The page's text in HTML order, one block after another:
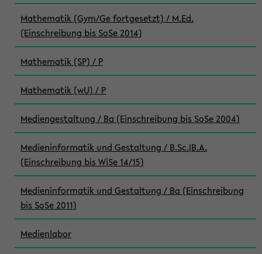
Mathematik (Gym/Ge fortgesetzt) / M.Ed.
(Einschreibung bis SoSe 2014)
Mathematik (SP) / P
Mathematik (wU) / P
Mediengestaltung / Ba (Einschreibung bis SoSe 2004)
Medieninformatik und Gestaltung / B.Sc.|B.A.
(Einschreibung bis WiSe 14/15)
Medieninformatik und Gestaltung / Ba (Einschreibung
bis SoSe 2011)
Medienlabor